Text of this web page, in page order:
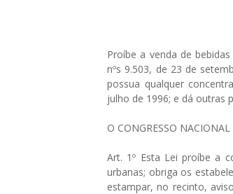
Proíbe a venda de
nºs 9.503, de 23 de
possua qualquer
julho de 1996; e dá outras
O CONGRESSO
Art. 1º Esta Lei proíbe a
urbanas; obriga os
estampar, no recinto,